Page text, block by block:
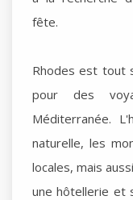
fête.
Rhodes est tout
pour des
Méditerranée.
naturelle, les
locales, mais
une hôtellerie et